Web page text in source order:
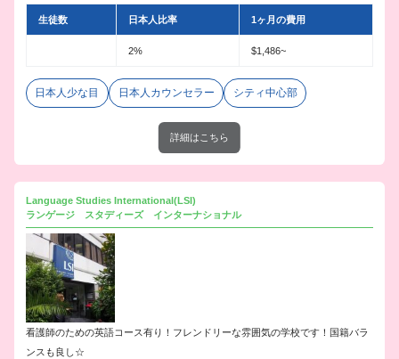
生徒数 日本人比率 1ヶ月の費用
2% $1,486~
日本人少な目 日本人カウンセラー シティ中心部
詳細はこちら
Language Studies International(LSI)
ランゲージ スタディーズ インターナショナル
看護師のための英語コース有り！フレンドリーな雰囲気の学校です！国籍バラ
ンスも良し☆